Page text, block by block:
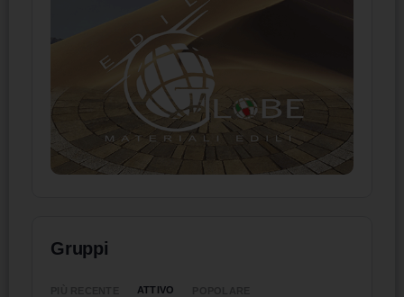
Gruppi
ATTIVO